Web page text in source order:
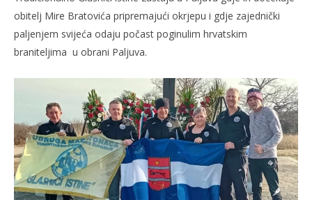
obitelj Mire Bratovića pripremajući okrjepu i gdje zajednički
paljenjem svijeća odaju počast poginulim hrvatskim
braniteljima u obrani Paljuva.